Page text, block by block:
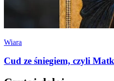
Wiara
Cud ze śniegiem, czyli